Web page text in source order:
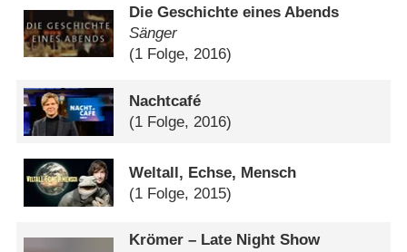
Die Geschichte eines Abends
Sänger
(1 Folge, 2016)
Nachtcafé
(1 Folge, 2016)
Weltall, Echse, Mensch
(1 Folge, 2015)
Krömer – Late Night Show